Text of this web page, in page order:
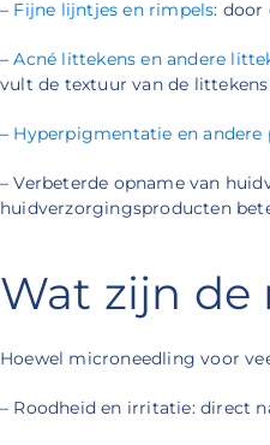
– Fijne lijntjes en rimpels: door
–Acné littekens en andere
vult de textuur van de
– Hyperpigmentatie en andere
– Verbeterde opname van
huidverzorgingsproducten
Wat zijn de
Hoewel microneedling voor
– Roodheid en irritatie: direct